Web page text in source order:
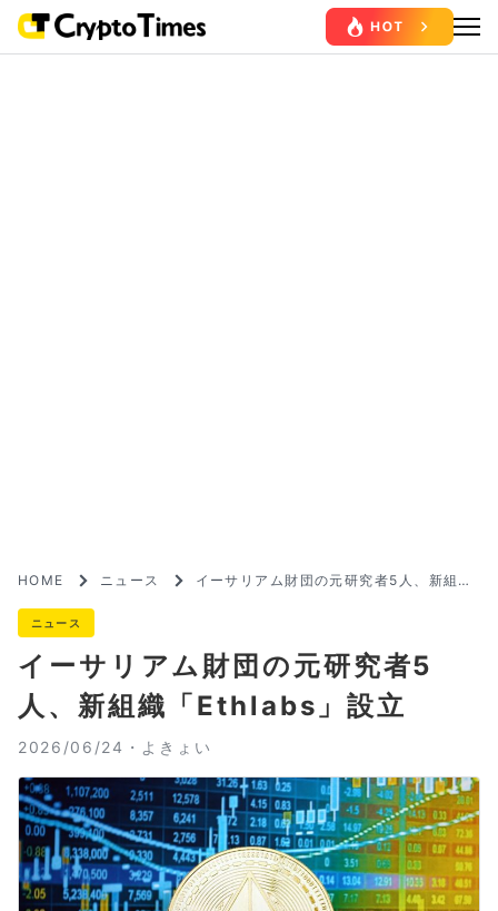
HOME ニュース
イーサリアム財団の元研究者5人、新組織
ニュース
イーサリアム財団の元研究者5
人、新組織「Ethlabs」設立
2026/06/24・ よきょい